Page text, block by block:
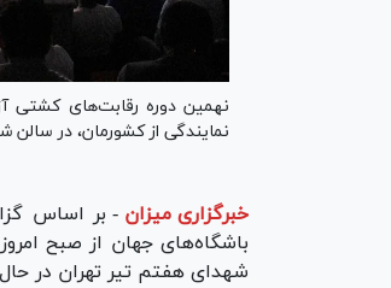
نمایندگی از کشورمان، در سالن
خبرگزاری میزان - بر اساس
شهدای هفتم تیر تهران در